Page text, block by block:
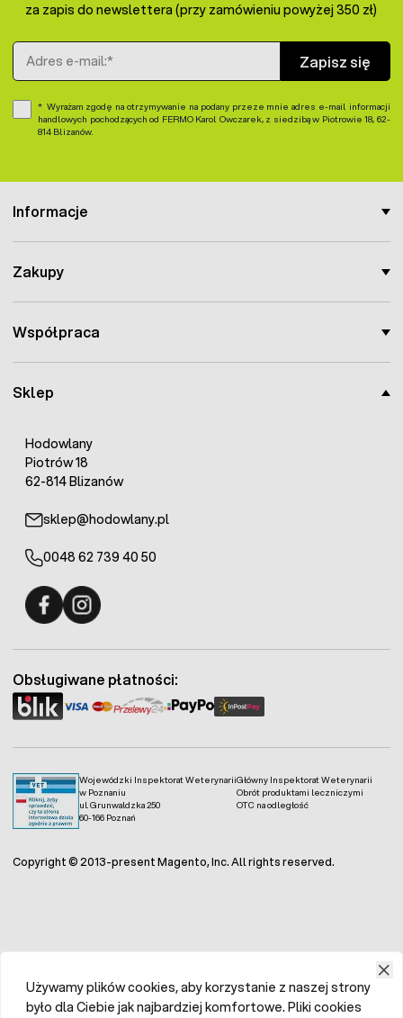
Sklep
Hodowlany
Piotrów 18
62-814 Blizanów
sklep@hodowlany.pl
0048 62 739 40 50
Informacje
Zakupy
Współpraca
za zapis do newslettera (przy zamówieniu powyżej 350 zł)
Adres e-mail
Zapisz się
Wyrażam zgodę na otrzymywanie na podany przeze mnie adres e-mail informacji
handlowych pochodzących od FERMO Karol Owczarek, z siedzibą w Piotrowie 18, 62-
814 Blizanów.
Wojewódzki Inspektorat Weterynarii
w Poznaniu
ul. Grunwaldzka 250
60-166 Poznań
Główny Inspektorat Weterynarii
Obrót produktami leczniczymi
OTC na odległość
Obsługiwane płatności:
Copyright © 2013-present Magento, Inc. All rights reserved.
Używamy plików cookies, aby korzystanie z naszej strony
było dla Ciebie jak najbardziej komfortowe. Pliki cookies